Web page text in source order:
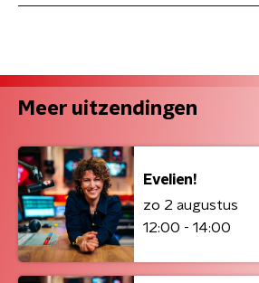
Meer uitzendingen
Evelien!
zo 2 augustus
12:00 - 14:00